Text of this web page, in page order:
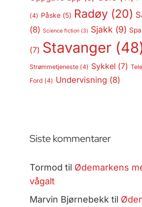
(4) Påske(5) Radøy(20)
(8) Science fiction(3) Sjakk (9)
(7) Stavanger
Strømmetjeneste(4) Sykkel (7)
Ford (4) Undervisning (8)
Siste kommentarer
Tormod til Ødemarkens
vågalt
Marvin Bjørnebekk til